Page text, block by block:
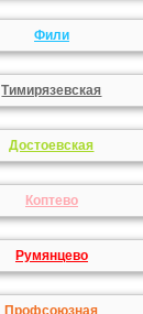
Фили
Тимирязевская
Достоевская
Коптево
Румянцево
Профсоюзная